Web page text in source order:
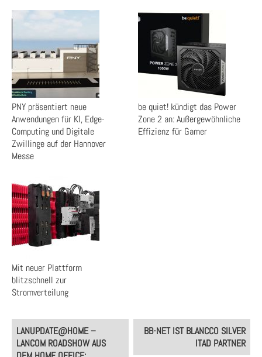
PNY präsentiert neue
Anwendungen für KI, Edge-
Computing und Digitale
Zwillinge auf der Hannover
Messe
be quiet! kündigt das Power
Zone 2 an: Außergewöhnliche
Effizienz für Gamer
Mit neuer Plattform
blitzschnell zur
Stromverteilung
Post
navigation
LANUPDATE@HOME –
LANCOM ROADSHOW AUS
BB-NET IST BLANCCO SILVER
ITAD PARTNER